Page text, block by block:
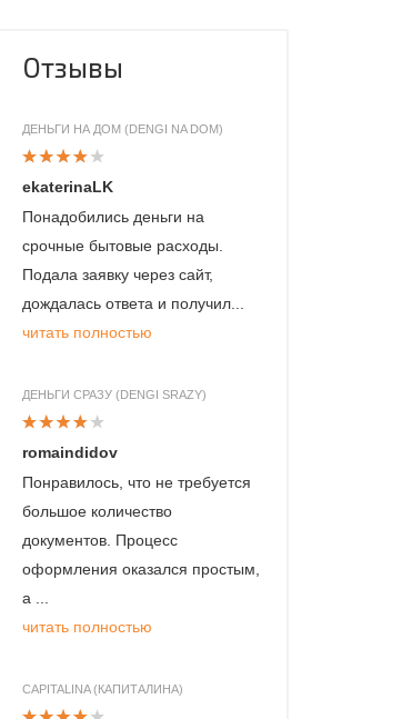
Отзывы
ДЕНЬГИ НА ДОМ (DENGI NA DOM)
ekaterinaLK
Понадобились деньги на
срочные бытовые расходы.
Подала заявку через сайт,
дождалась ответа и получил...
читать полностью
ДЕНЬГИ СРАЗУ (DENGI SRAZY)
romaindidov
Понравилось, что не требуется
большое количество
документов. Процесс
оформления оказался простым,
а ...
читать полностью
CAPITALINA (КАПИТАЛИНА)